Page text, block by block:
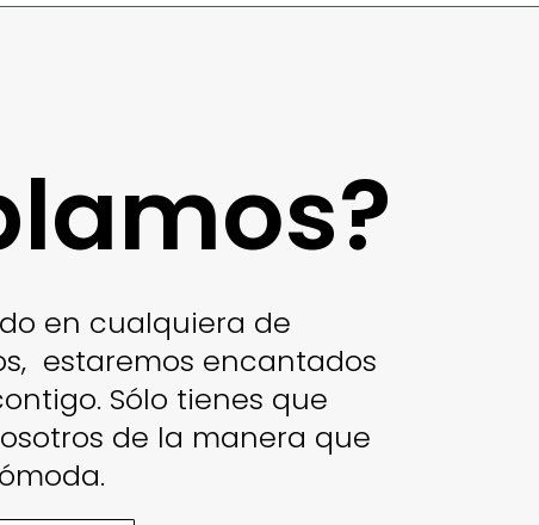
en cualquiera de
estaremos encantados
Sólo tienes que
de la manera que